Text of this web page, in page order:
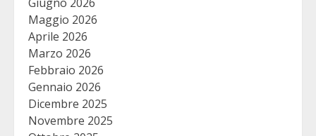
Maggio 2026
Aprile 2026
Marzo 2026
Febbraio 2026
Gennaio 2026
Dicembre 2025
Novembre 2025